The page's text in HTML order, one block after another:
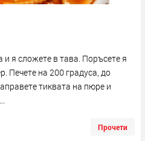
я сложете в тава. Поръсете я
Печете на 200 градуса, до
тиквата на пюре и
Прочети